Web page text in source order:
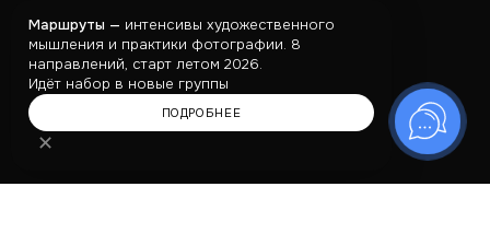
Маршруты — интенсивы художественного
мышления и практики фотографии. 8
направлений, старт летом 2026.
Идёт набор в новые группы
ПОДРОБНЕЕ
✕